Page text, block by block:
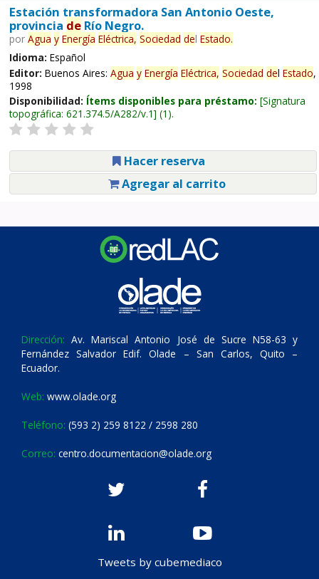
Estación transformadora San Antonio Oeste,
provincia deRío Negro.
por Agua y Energía Eléctrica, Sociedad del Estado.
Idioma: Español
Editor: Buenos Aires: Agua y Energía Eléctrica, Sociedad del Estado,
1998
Disponibilidad: Ítems disponibles para préstamo: Signatura
topográfica: 621.374.5/A282/v.1 (1).
Hacer reserva
Agregar al carrito
Dirección: Av. Mariscal Antonio José de Sucre N58-63 y
Fernández Salvador Edif. Olade – San Carlos, Quito –
Ecuador.
Web: www.olade.org
Teléfono: (593 2) 259 8122 / 2598 280
Correo: centro.documentacion@olade.org
Tweets by cubemediaco